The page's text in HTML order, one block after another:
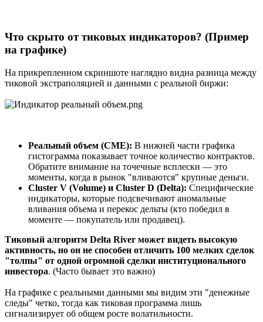
Что скрыто от тиковых индикаторов? (Пример
на графике)​
На прикрепленном скриншоте наглядно видна разница между
тиковой экстраполяцией и данными с реальной биржи:
Реальный объем (CME): В нижней части графика
гистограмма показывает точное количество контрактов.
Обратите внимание на точечные всплески — это
моменты, когда в рынок "вливаются" крупные деньги.
Cluster V (Volume) и Cluster D (Delta): Специфические
индикаторы, которые подсвечивают аномальные
вливания объема и перекос дельты (кто победил в
моменте — покупатель или продавец).
Тиковый алгоритм Delta River может видеть высокую
активность, но он не способен отличить 100 мелких сделок
"толпы" от одной огромной сделки институционального
инвестора. (Часто бывает это важно)
На графике с реальными данными мы видим эти "денежные
следы" четко, тогда как тиковая программа лишь
сигнализирует об общем росте волатильности.